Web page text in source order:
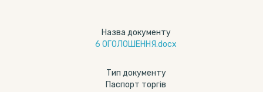
Назва документу
6 ОГОЛОШЕННЯ.docx
Тип документу
Паспорт торгів